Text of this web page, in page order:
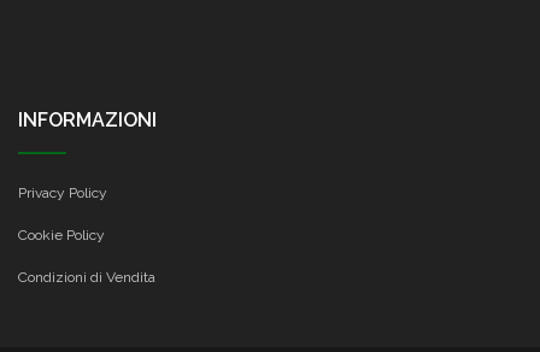
INFORMAZIONI
Privacy Policy
Cookie Policy
Condizioni di Vendita